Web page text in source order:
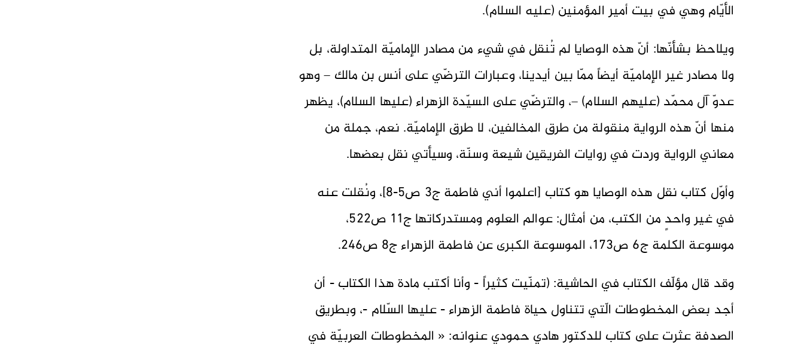
الأيّام وهي في بيت أمير المؤمنين (عليه السلام).
ويلاحظ بشأنّها: أنّ هذه الوصايا لم تُنقل في شيء من مصادر الإماميّة المتداولة، بل
ولا مصادر غير الإماميّة أيضاً ممّا بين أيدينا، وعبارات الترضّي على أنس بن مالك – وهو
عدوّ آل محمّد (عليهم السلام) –، والترضّي على السيّدة الزهراء (عليها السلام)، يظهر
منها أنّ هذه الرواية منقولة من طرق المخالفين، لا طرق الإماميّة. نعم، جملة من
معاني الرواية وردت في روايات الفريقين شيعة وسنّة، وسيأتي نقل بعضها.
وأوّل كتاب نقل هذه الوصايا هو كتاب [اعلموا أني فاطمة ج3 ص5-8]، ونُقلت عنه
في غير واحدٍ من الكتب، من أمثال: عوالم العلوم ومستدركاتها ج11 ص522،
موسوعة الكلمة ج6 ص173، الموسوعة الكبرى عن فاطمة الزهراء ج8 ص246.
وقد قال مؤلّف الكتاب في الحاشية: (تمنّيت كثيراً - وأنا أكتب مادة هذا الكتاب - أن
أجد بعض المخطوطات الّتي تتناول حياة فاطمة الزهراء - عليها السّلام -، وبطريق
الصدفة عثرت على كتاب للدكتور هادي حمودي عنوانه: « المخطوطات العربيّة في